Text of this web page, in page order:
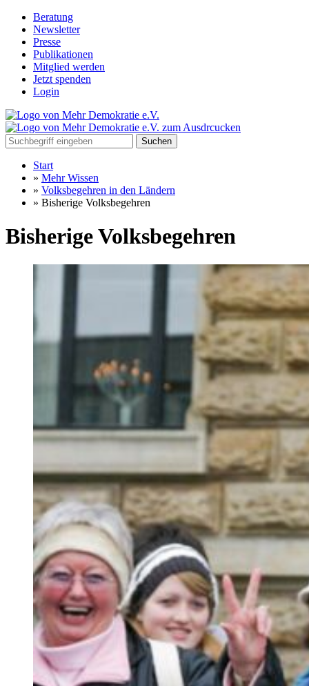
Beratung
Newsletter
Presse
Publikationen
Mitglied werden
Jetzt spenden
Login
Suchen
Start
» Mehr Wissen
» Volksbegehren in den Ländern
» Bisherige Volksbegehren
Bisherige Volksbegehren